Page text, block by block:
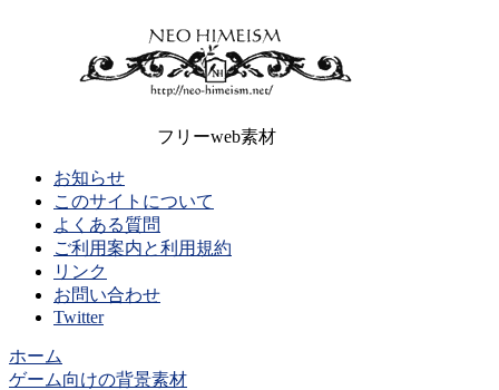
フリーweb素材
お知らせ
このサイトについて
よくある質問
ご利用案内と利用規約
リンク
お問い合わせ
Twitter
ホーム
ゲーム向けの背景素材